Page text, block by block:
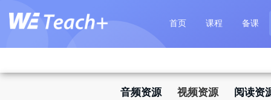
首页 课程 备课
音频资源 视频资源 阅读资